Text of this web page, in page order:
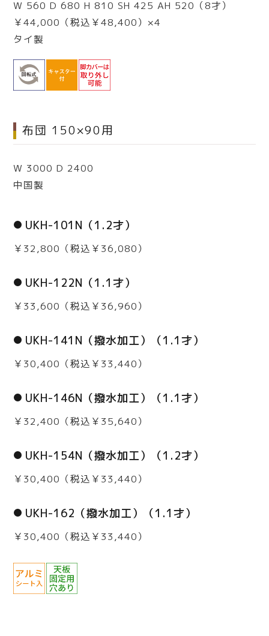
W 560 D 680 H 810 SH 425 AH 520（8才）
￥44,000（税込￥48,400）×4
タイ製
布団 150×90用
W 3000 D 2400
中国製
UKH-101N（1.2才）
￥32,800（税込￥36,080）
UKH-122N（1.1才）
￥33,600（税込￥36,960）
UKH-141N（撥水加工）（1.1才）
￥30,400（税込￥33,440）
UKH-146N（撥水加工）（1.1才）
￥32,400（税込￥35,640）
UKH-154N（撥水加工）（1.2才）
￥30,400（税込￥33,440）
UKH-162（撥水加工）（1.1才）
￥30,400（税込￥33,440）